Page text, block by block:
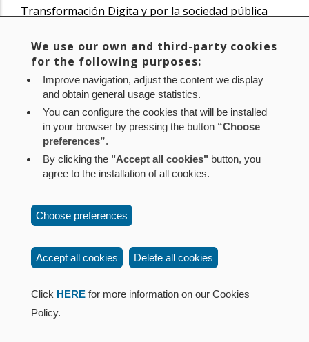
Transformación Digita y por la sociedad pública
también Fundación La Caixa y Marca Navarra, y
forma parte de la iniciativa estatal ‘Trío de Eclipses
España’, del Ministerio de Ciencia, Innovación y
Universidades.
Noticia original de
Aviso legal Política de privacidad
Mapa web
Configuración de cookies
Contacto: Paseo de Sarasate nº 38, 2º Dcha - 31001
Pamplona (Navarra) Tel.: 848 42 08 72
corporacion@cpen.es
We use our own and third-party cookies
for the following purposes:
Improve navigation, adjust the content we display
and obtain general usage statistics.
You can configure the cookies that will be installed
in your browser by pressing the button “Choose
preferences”.
By clicking the "Accept all cookies" button, you
agree to the installation of all cookies.
Choose preferences
Accept all cookies Delete all cookies
Click HERE for more information on our Cookies
Policy.